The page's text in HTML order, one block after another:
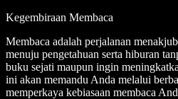
Kegembiraan Membaca
Membaca adalah perjalanan
menuju pengetahuan serta hiburan
buku sejati maupun ingin
ini akan memandu Anda melalui
memperkaya kebiasaan membaca